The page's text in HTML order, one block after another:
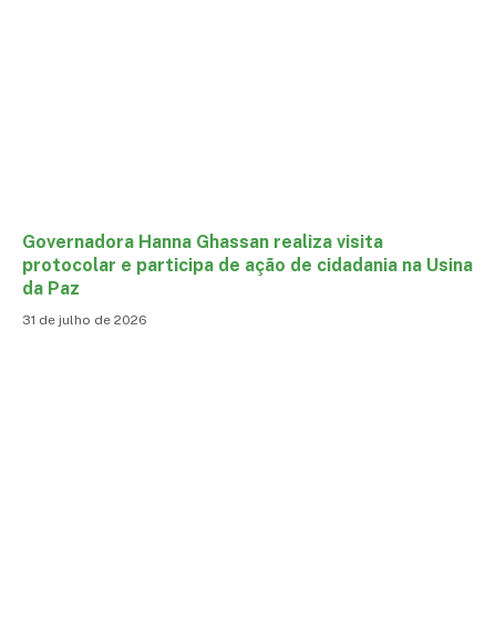
Governadora Hanna Ghassan realiza visita
protocolar e participa de ação de cidadania na Usina
da Paz
31 de julho de 2026